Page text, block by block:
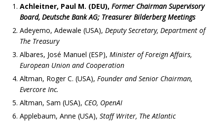
Achleitner, Paul M. (DEU), Former Chairman Supervisory
Board, Deutsche Bank AG; Treasurer Bilderberg Meetings
Adeyemo, Adewale (USA), Deputy Secretary, Department of
The Treasury
Albares, José Manuel (ESP), Minister of Foreign Affairs,
European Union and Cooperation
Altman, Roger C. (USA), Founder and Senior Chairman,
Evercore Inc.
Altman, Sam (USA), CEO, OpenAI
Applebaum, Anne (USA), Staff Writer, The Atlantic